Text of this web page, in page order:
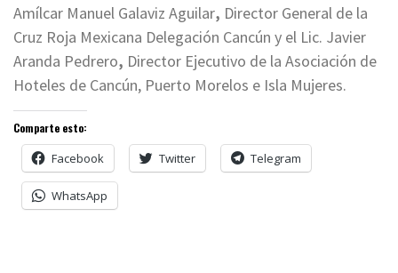
Amílcar Manuel Galaviz Aguilar, Director General de la
Cruz Roja Mexicana Delegación Cancún y el Lic. Javier
Aranda Pedrero, Director Ejecutivo de la Asociación de
Hoteles de Cancún, Puerto Morelos e Isla Mujeres.
Comparte esto:
Facebook Twitter Telegram
WhatsApp